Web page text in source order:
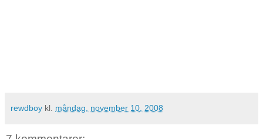
rewdboy kl. måndag, november 10, 2008